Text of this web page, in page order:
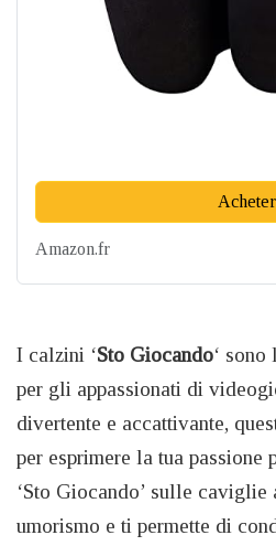
Acheter
Amazon.fr
I calzini ‘Sto Giocando‘ sono
per gli appassionati di
divertente e accattivante,
per esprimere la tua passione
‘Sto Giocando’ sulle
umorismo e ti permette di